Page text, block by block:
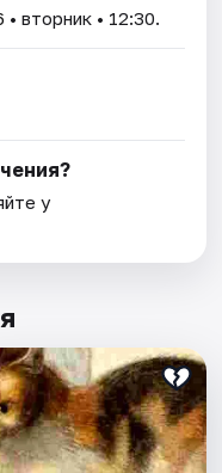
• вторник • 12:30.
у